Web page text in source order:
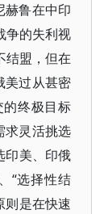
赫鲁在中印
争的失利视
结盟，但在
美过从甚密
的终极目标
求灵活挑选
印美、印俄
“选择性结
则是在快速